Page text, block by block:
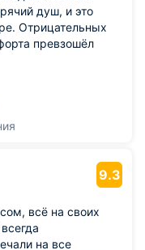
душ, и это
Отрицательных
превзошёл
Гигиеническая
обслуживания.
9.3
всё на своих
на все